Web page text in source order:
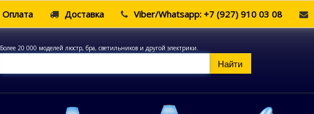
Оплата Доставка Viber/Whatsapp: +7 (927) 910 03 08
Более 20 000 моделей люстр, бра, светильников и другой электрики.
Найти